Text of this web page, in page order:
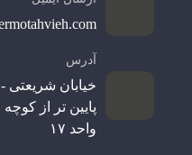
آدرس
خیابان شریعتی -
واحد ۱۷